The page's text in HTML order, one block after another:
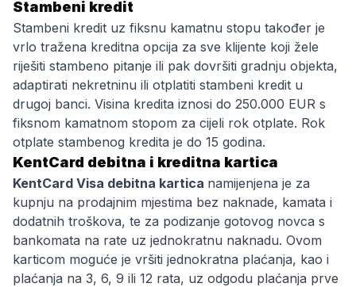
Stambeni kredit
Stambeni kredit uz fiksnu kamatnu stopu također je
vrlo tražena kreditna opcija za sve klijente koji žele
riješiti stambeno pitanje ili pak dovršiti gradnju objekta,
adaptirati nekretninu ili otplatiti stambeni kredit u
drugoj banci. Visina kredita iznosi do 250.000 EUR s
fiksnom kamatnom stopom za cijeli rok otplate. Rok
otplate stambenog kredita je do 15 godina.
KentCard debitna i kreditna kartica
KentCard Visa debitna kartica namijenjena je za
kupnju na prodajnim mjestima bez naknade, kamata i
dodatnih troškova, te za podizanje gotovog novca s
bankomata na rate uz jednokratnu naknadu. Ovom
karticom moguće je vršiti jednokratna plaćanja, kao i
plaćanja na 3, 6, 9 ili 12 rata, uz odgodu plaćanja prve